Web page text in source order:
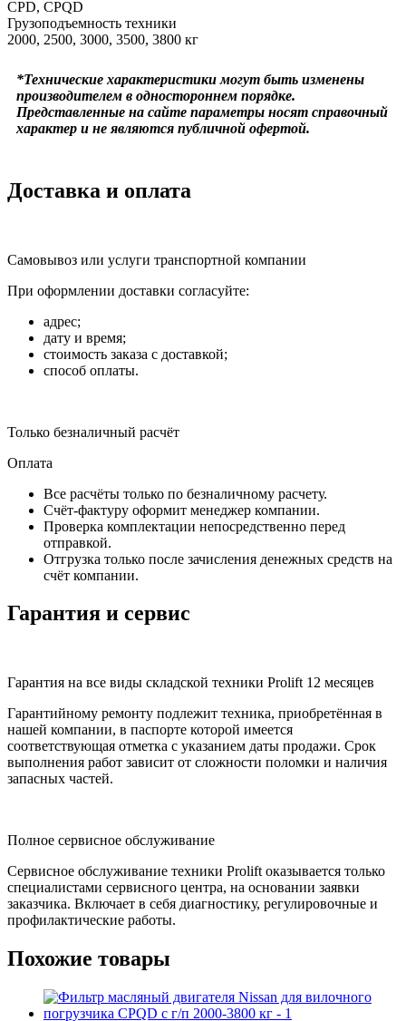
CPD, CPQD
Грузоподъемность техники
2000, 2500, 3000, 3500, 3800 кг
*Технические характеристики могут быть изменены
производителем в одностороннем порядке.
Представленные на сайте параметры носят справочный
характер и не являются публичной офертой.
Доставка и оплата
Самовывоз или услуги транспортной компании
При оформлении доставки согласуйте:
адрес;
дату и время;
стоимость заказа с доставкой;
способ оплаты.
Только безналичный расчёт
Оплата
Все расчёты только по безналичному расчету.
Счёт-фактуру оформит менеджер компании.
Проверка комплектации непосредственно перед
отправкой.
Отгрузка только после зачисления денежных средств на
счёт компании.
Гарантия и сервис
Гарантия на все виды складской техники Prolift 12 месяцев
Гарантийному ремонту подлежит техника, приобретённая в
нашей компании, в паспорте которой имеется
соответствующая отметка с указанием даты продажи. Срок
выполнения работ зависит от сложности поломки и наличия
запасных частей.
Полное сервисное обслуживание
Сервисное обслуживание техники Prolift оказывается только
специалистами сервисного центра, на основании заявки
заказчика. Включает в себя диагностику, регулировочные и
профилактические работы.
Похожие товары